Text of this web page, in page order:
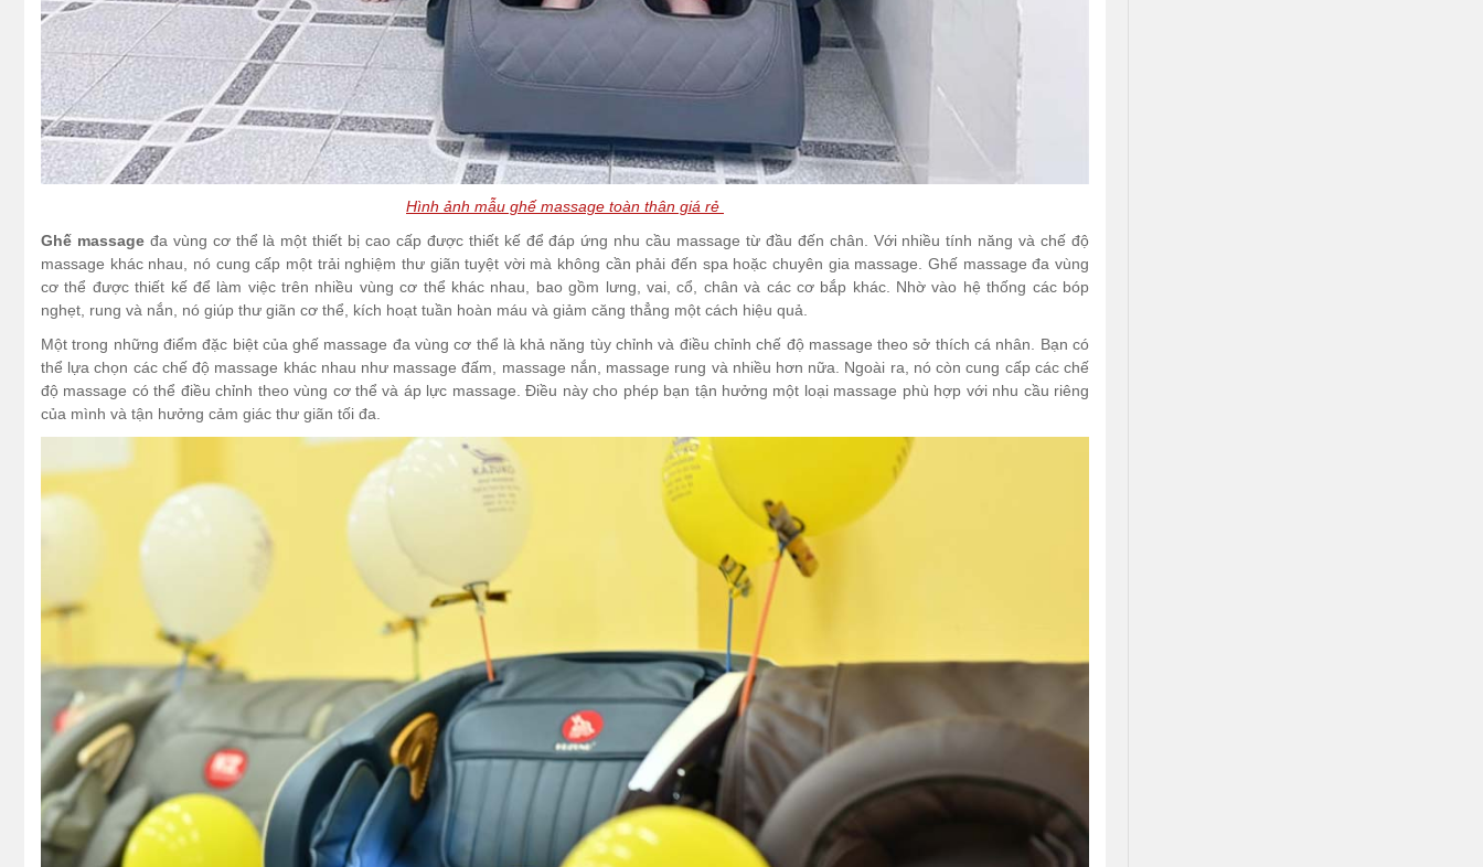
Hình ảnh mẫu ghế massage toàn thân giá rẻ
Ghế massageđa vùng cơ thể là một thiết bị cao cấp được thiết kế để đáp ứng nhu cầu massage từ đầu đến chân. Với nhiều tính năng và chế độ
massage khác nhau, nó cung cấp một trải nghiệm thư giãn tuyệt vời mà không cần phải đến spa hoặc chuyên gia massage. Ghế massage đa vùng
cơ thể được thiết kế để làm việc trên nhiều vùng cơ thể khác nhau, bao gồm lưng, vai, cổ, chân và các cơ bắp khác. Nhờ vào hệ thống các bóp
nghẹt, rung và nắn, nó giúp thư giãn cơ thể, kích hoạt tuần hoàn máu và giảm căng thẳng một cách hiệu quả.
Một trong những điểm đặc biệt của ghế massage đa vùng cơ thể là khả năng tùy chỉnh và điều chỉnh chế độ massage theo sở thích cá nhân. Bạn có
thể lựa chọn các chế độ massage khác nhau như massage đấm, massage nắn, massage rung và nhiều hơn nữa. Ngoài ra, nó còn cung cấp các chế
độ massage có thể điều chỉnh theo vùng cơ thể và áp lực massage. Điều này cho phép bạn tận hưởng một loại massage phù hợp với nhu cầu riêng
của mình và tận hưởng cảm giác thư giãn tối đa.